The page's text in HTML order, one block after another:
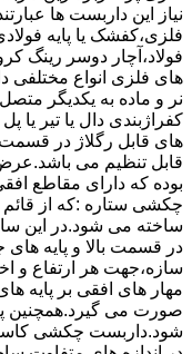
نیاز این داربست ها
فلزی،کفشک یا پایه
فولاد،آچار دوسر رینگ
های فلزی انواع مختلفی
نر و ماده به یکدیگر
کفراژبندی دال یا تیر
های قابل رگلاژ در
بوده که دارای مقاطع
چکشی ستاره :که از قائم
ساخته می شود.در این
در قسمت بالا و پایه
سازه،جهت هر ارتفاع و
مهار های افقی بر پایه
صورت می گیرد.همچنین
شود.داربست چکشی کاسه